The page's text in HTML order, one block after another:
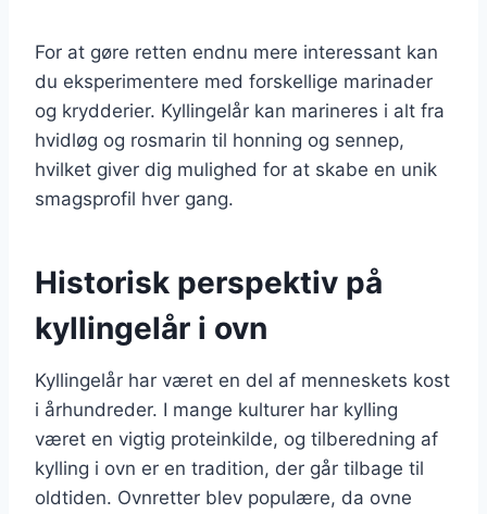
For at gøre retten endnu mere interessant kan
du eksperimentere med forskellige marinader
og krydderier. Kyllingelår kan marineres i alt fra
hvidløg og rosmarin til honning og sennep,
hvilket giver dig mulighed for at skabe en unik
smagsprofil hver gang.
Historisk perspektiv på
kyllingelår i ovn
Kyllingelår har været en del af menneskets kost
i århundreder. I mange kulturer har kylling
været en vigtig proteinkilde, og tilberedning af
kylling i ovn er en tradition, der går tilbage til
oldtiden. Ovnretter blev populære, da ovne